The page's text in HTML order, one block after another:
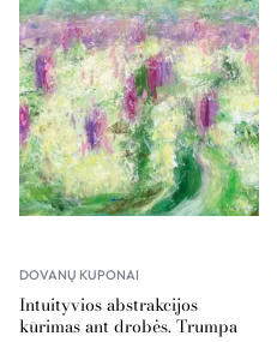
DOVANŲ KUPONAI
Intuityvios abstrakcijos
kūrimas ant drobės. Trumpa